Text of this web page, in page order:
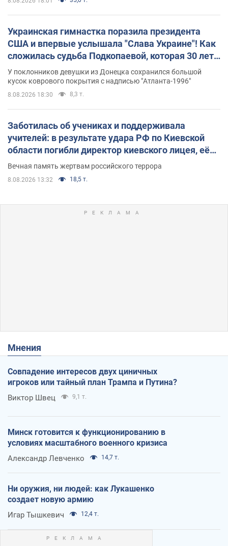
Украинская гимнастка поразила президента
США и впервые услышала "Слава Украине"! Как
сложилась судьба Подкопаевой, которая 30 лет
назад завоевала "золото" Олимпиады
У поклонников девушки из Донецка сохранился большой
кусок коврового покрытия с надписью "Атланта-1996"
8.08.2026 18:30 8,3 т.
Заботилась об учениках и поддерживала
учителей: в результате удара РФ по Киевской
области погибли директор киевского лицея, её
муж и внук
Вечная память жертвам российского террора
8.08.2026 13:32 18,5 т.
Мнения
Совпадение интересов двух циничных
игроков или тайный план Трампа и Путина?
Виктор Швец 9,1 т.
Минск готовится к функционированию в
условиях масштабного военного кризиса
Александр Левченко 14,7 т.
Ни оружия, ни людей: как Лукашенко
создает новую армию
Игар Тышкевич 12,4 т.